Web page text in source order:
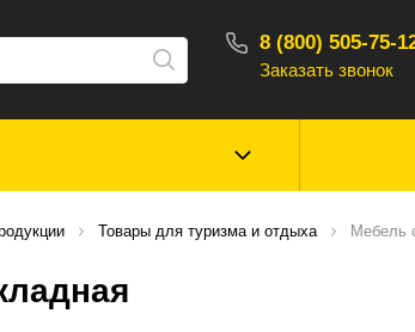
8 (800) 505-75-
Заказать звонок
Товары для туризма и отдыха Мебель